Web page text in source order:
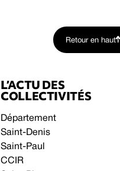
Retour en haut
L’ACTU DES
COLLECTIVITÉS
Département
Saint-Denis
Saint-Paul
CCIR